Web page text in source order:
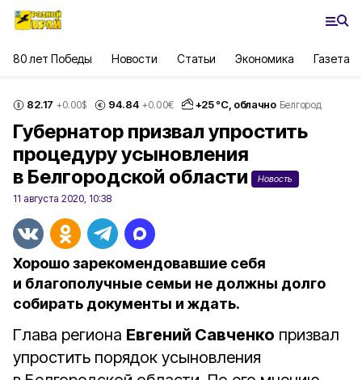
80 лет Победы Новости Статьи Экономика Газета
82.17 +0.00$ 94.84 +0.00€ +25°С, облачно Белгород
Губернатор призвал упростить
процедуру усыновления
в Белгородской области
Новость
11 августа 2020, 10:38
Хорошо зарекомендовавшие себя
и благополучные семьи не должны долго
собирать документы и ждать.
Глава региона Евгений Савченко призвал
упростить порядок усыновления